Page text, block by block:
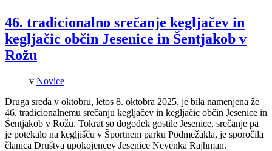
46. tradicionalno srečanje kegljačev in
kegljačic občin Jesenice in Šentjakob v
Rožu
v Novice
Druga sreda v oktobru, letos 8. oktobra 2025, je bila namenjena že
46. tradicionalnemu srečanju kegljačev in kegljačic občin Jesenice in
Šentjakob v Rožu. Tokrat so dogodek gostile Jesenice, srečanje pa
je potekalo na kegljišču v Športnem parku Podmežakla, je sporočila
članica Društva upokojencev Jesenice Nevenka Rajhman.